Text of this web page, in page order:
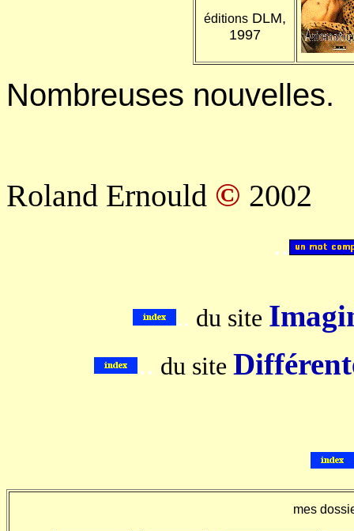
éditionsDLM,
1997
Nombreuses nouvelles.
Roland Ernould © 2002
..
.. du site
.. du site
mes